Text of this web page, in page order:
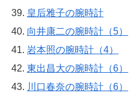
皇后雅子の腕時計
向井康二の腕時計（5）
岩本照の腕時計（4）
東出昌大の腕時計（6）
川口春奈の腕時計（6）